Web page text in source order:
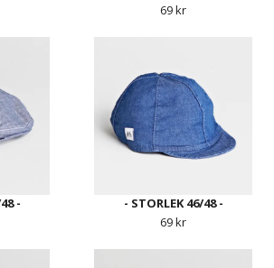
69 kr
-
- STORLEK 46/48 -
69 kr